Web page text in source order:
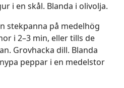
i en skål. Blanda i olivolja.
stekpanna på medelhög
i 2–3 min, eller tills de
Grovhacka dill. Blanda
peppar i en medelstor